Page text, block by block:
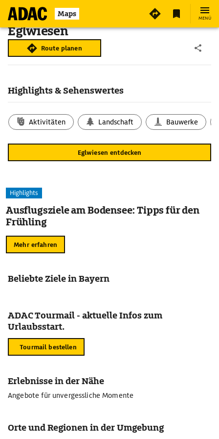
Maps MENÜ
Eglwiesen
Route planen
Highlights & Sehenswertes
Aktivitäten Landschaft Bauwerke
Eglwiesen entdecken
Highlights
Ausflugsziele am Bodensee: Tipps für den
Frühling
Mehr erfahren
Beliebte Ziele in Bayern
ADAC Tourmail - aktuelle Infos zum
Urlaubsstart.
Tourmail bestellen
Erlebnisse in der Nähe
Angebote für unvergessliche Momente
Orte und Regionen in der Umgebung